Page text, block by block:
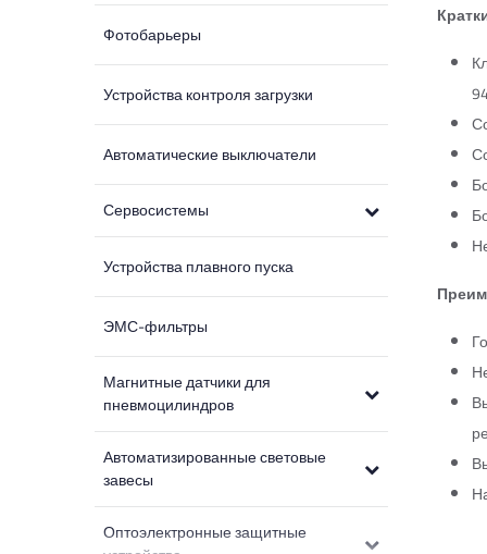
Фотобарьеры
Устройства контроля загрузки
Автоматические выключатели
Сервосистемы
Устройства плавного пуска
ЭМС-фильтры
Магнитные датчики для
пневмоцилиндров
Автоматизированные световые
завесы
Оптоэлектронные защитные